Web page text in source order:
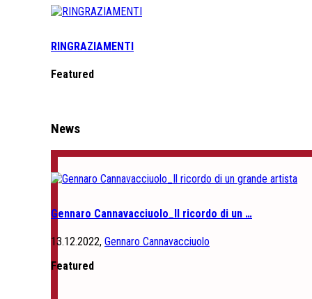
RINGRAZIAMENTI
Featured
News
Gennaro Cannavacciuolo_Il ricordo di un …
13.12.2022, Gennaro Cannavacciuolo
Featured